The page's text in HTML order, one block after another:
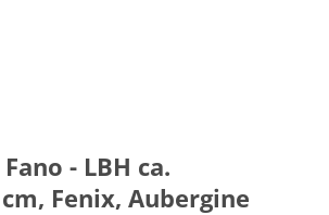
- LBH ca.
Fenix, Aubergine